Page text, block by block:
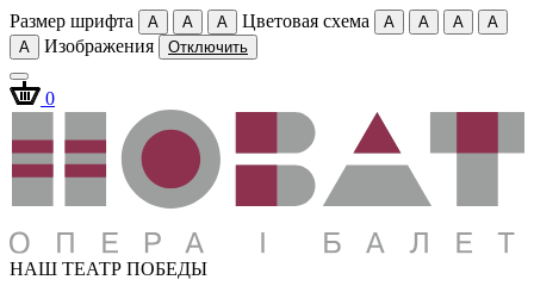
Размер шрифта A A A Цветовая схема A A A
A
A
Изображения Отключить
0
НАШ ТЕАТР ПОБЕДЫ